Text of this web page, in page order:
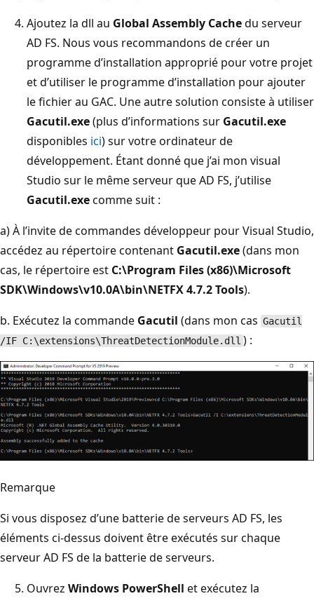
Ajoutez la dll au Global Assembly Cachedu serveur
AD FS. Nous vous recommandons de créer un
programme d’installation approprié pour votre projet
et d’utiliser le programme d’installation pour ajouter
le fichier au GAC. Une autre solution consiste à utiliser
Gacutil.exe(plus d’informations sur Gacutil.exe
disponibles ici) sur votre ordinateur de
développement. Étant donné que j’ai mon visual
Studio sur le même serveur que AD FS, j’utilise
Gacutil.execomme suit :
a) À l’invite de commandes développeur pour Visual Studio,
accédez au répertoire contenant Gacutil.exe(dans mon
cas, le répertoire est C:\Program Files (x86)\Microsoft
SDK\Windows\v10.0A\bin\NETFX 4.7.2 Tools).
b. Exécutez la commande Gacutil (dans mon cas Gacutil
/IF C:\extensions\ThreatDetectionModule.dll ) :
Remarque
Si vous disposez d’une batterie de serveurs AD FS, les
éléments ci-dessus doivent être exécutés sur chaque
serveur AD FS de la batterie de serveurs.
Ouvrez Windows PowerShell et exécutez la